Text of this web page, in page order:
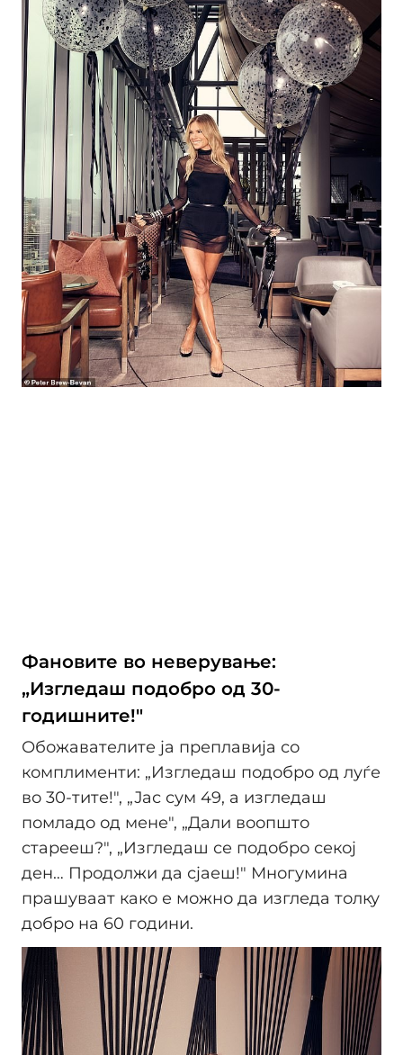
Фановите во неверување:
„Изгледаш подобро од 30-
годишните!"
Обожавателите ја преплавија со
комплименти: „Изгледаш подобро од луѓе
во 30-тите!", „Јас сум 49, а изгледаш
помладо од мене", „Дали воопшто
старееш?", „Изгледаш се подобро секој
ден… Продолжи да сјаеш!" Многумина
прашуваат како е можно да изгледа толку
добро на 60 години.